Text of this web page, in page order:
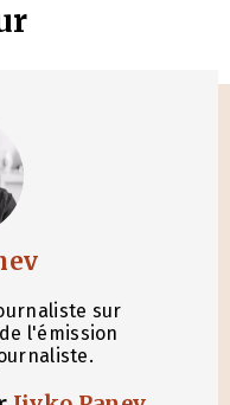
sur
l'émission